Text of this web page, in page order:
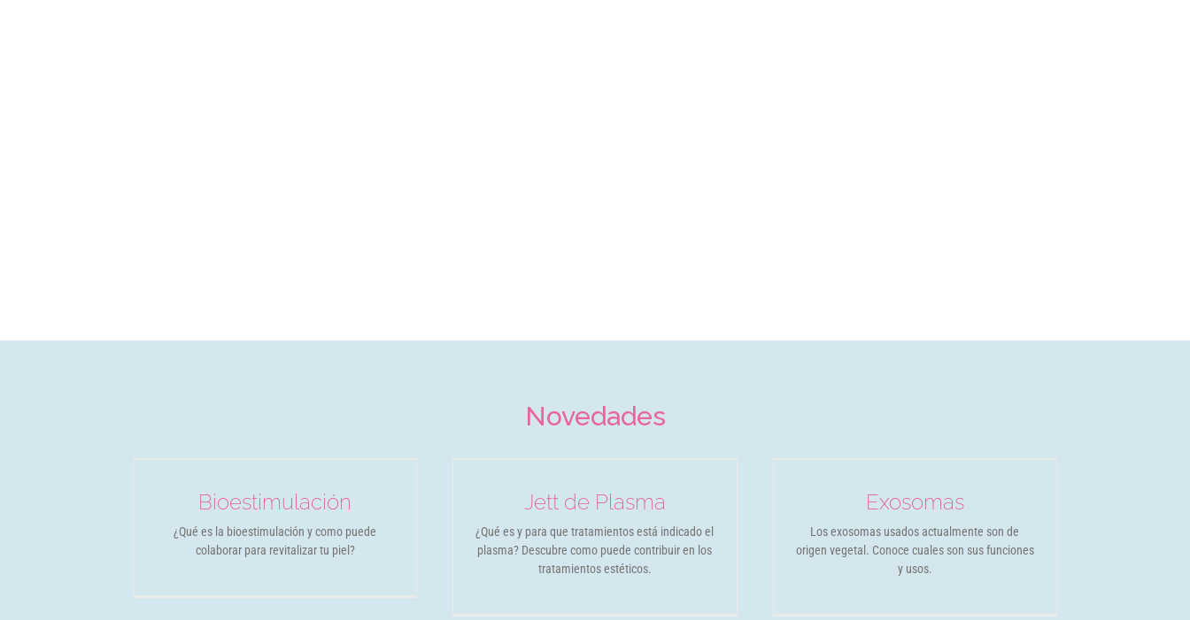
Novedades
Bioestimulación
¿Qué es la bioestimulación y como puede
colaborar para revitalizar tu piel?
Jett de Plasma
¿Qué es y para que tratamientos está indicado el
plasma? Descubre como puede contribuir en los
tratamientos estéticos.
Exosomas
Los exosomas usados actualmente son de
origen vegetal. Conoce cuales son sus funciones
y usos.